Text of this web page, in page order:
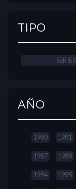
TIPO
SERIES
AÑO
1980 1981
1987 1988
1994 1995